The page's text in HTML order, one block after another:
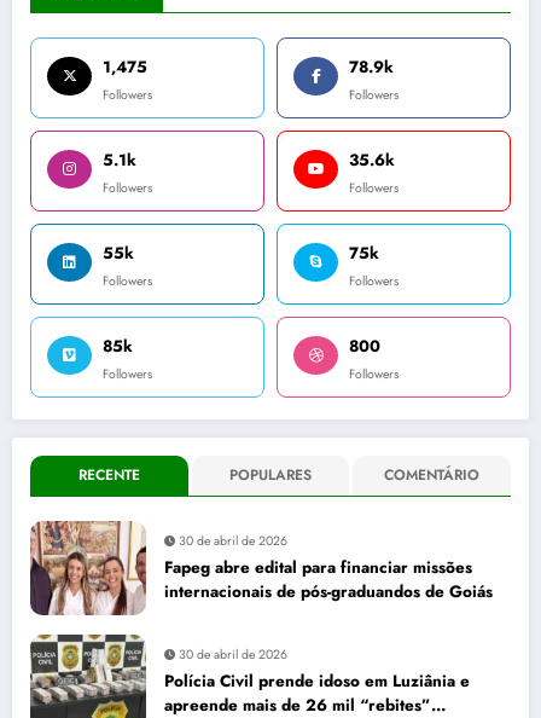
1,475
Followers
78.9k
Followers
5.1k
Followers
35.6k
Followers
55k
Followers
75k
Followers
85k
Followers
800
Followers
RECENTE POPULARES COMENTÁRIO
30 de abril de 2026
Fapeg abre edital para financiar missões
internacionais de pós-graduandos de Goiás
30 de abril de 2026
Polícia Civil prende idoso em Luziânia e
apreende mais de 26 mil “rebites”